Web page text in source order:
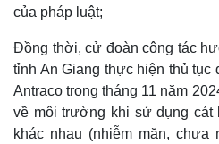
của pháp luật;
Đồng thời, cử đoàn công tác
tỉnh An Giang thực hiện thủ tục
Antraco trong tháng 11 năm
về môi trường khi sử dụng cát
khác nhau (nhiễm mặn,